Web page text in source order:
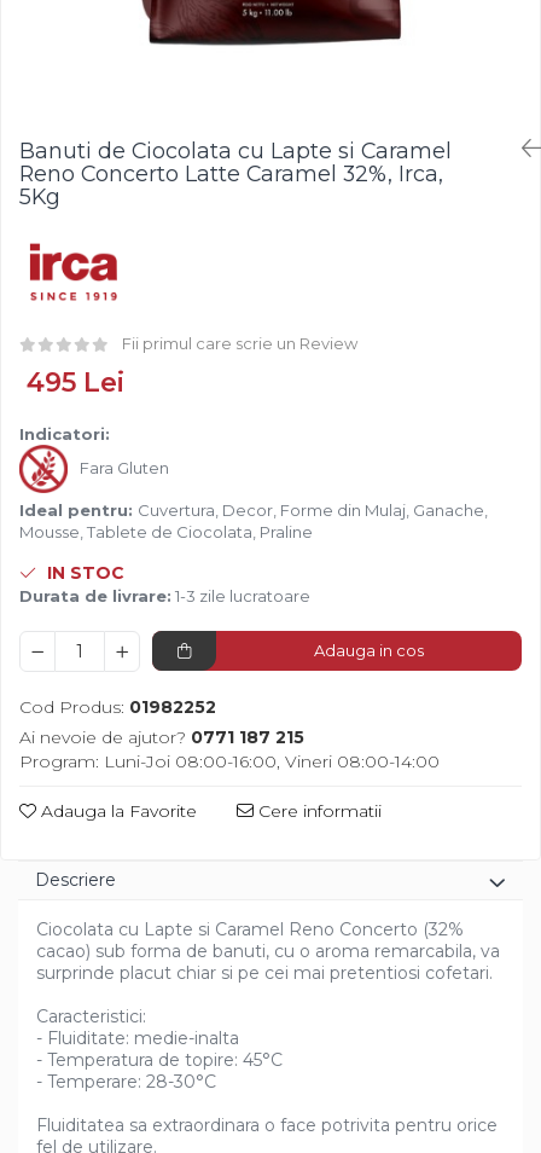
Alune de Padure
Compot si Cocktail
Arome
Aroma Rom
Aroma Lamaie
Crocant / Crumble
Lapte Condensat
Topping
Spray Antilipire Tavi
Creme de Fructe
Bastonase Lemn
Banuti de Ciocolata cu Lapte si Caramel
Reno Concerto Latte Caramel 32%, Irca,
5Kg
Fii primul care scrie un Review
495 Lei
Indicatori:
Fara Gluten
Ideal pentru: Cuvertura, Decor, Forme din Mulaj, Ganache,
Mousse, Tablete de Ciocolata, Praline
IN STOC
Durata de livrare: 1-3 zile lucratoare
Adauga in cos
Cod Produs: 01982252
Ai nevoie de ajutor? 0771 187 215
Program: Luni-Joi 08:00-16:00, Vineri 08:00-14:00
Adauga la Favorite Cere informatii
Descriere
Ciocolata cu Lapte si Caramel Reno Concerto (32%
cacao) sub forma de banuti, cu o aroma remarcabila, va
surprinde placut chiar si pe cei mai pretentiosi cofetari.
Caracteristici:
- Fluiditate: medie-inalta
- Temperatura de topire: 45°C
- Temperare: 28-30°C
Fluiditatea sa extraordinara o face potrivita pentru orice
fel de utilizare.